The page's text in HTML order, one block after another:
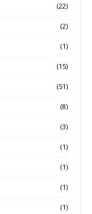
(22)
(2)
(1)
(15)
(51)
(8)
(3)
(1)
(1)
(1)
(1)